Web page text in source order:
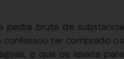
pedra bruta de substância
confessou ter comprado os
e que os levaria para